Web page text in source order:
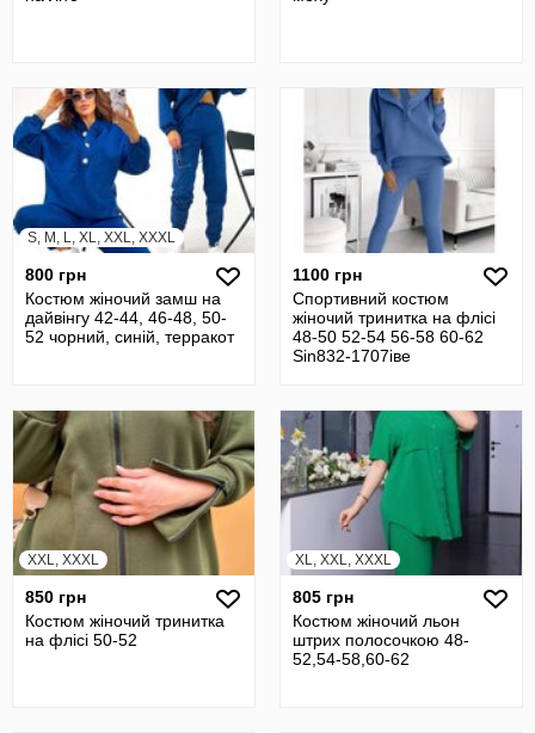
S, M, L, XL, XXL, XXXL
800 грн
Костюм жіночий замш на
дайвінгу 42-44, 46-48, 50-
52 чорний, синій, терракот
1100 грн
Спортивний костюм
жіночий тринитка на флісі
48-50 52-54 56-58 60-62
Sin832-1707iве
XXL, XXXL
850 грн
Костюм жіночий тринитка
на флісі 50-52
XL, XXL, XXXL
805 грн
Костюм жіночий льон
штрих полосочкою 48-
52,54-58,60-62